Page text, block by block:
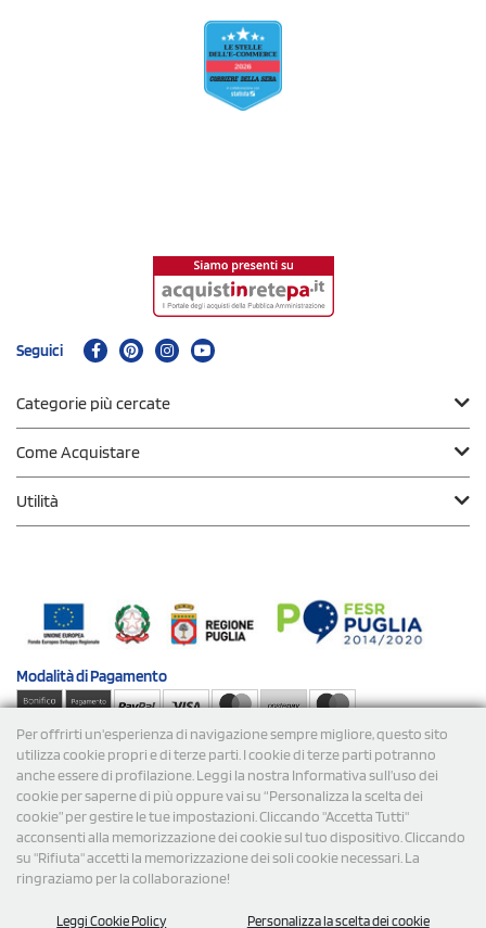
Per offrirti un'esperienza di navigazione sempre migliore, questo sito
utilizza cookie propri e di terze parti. I cookie di terze parti potranno
anche essere di profilazione. Leggi la nostra Informativa sull’uso dei
cookie per saperne di più oppure vai su “Personalizza la scelta dei
cookie” per gestire le tue impostazioni. Cliccando "Accetta Tutti"
acconsenti alla memorizzazione dei cookie sul tuo dispositivo. Cliccando
su "Rifiuta" accetti la memorizzazione dei soli cookie necessari. La
ringraziamo per la collaborazione!
Leggi Cookie Policy Personalizza la scelta dei cookie
Seguici
Categorie più cercate
Come Acquistare
Utilità
Modalità diPagamento
Spedizioni